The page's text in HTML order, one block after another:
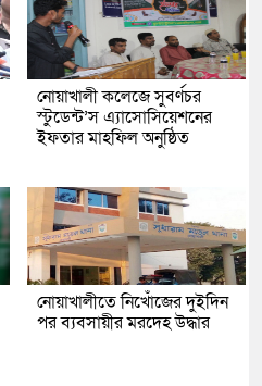
নোয়াখালী কলেজে সুবর্ণচর
স্টুডেন্ট’স এ্যাসোসিয়েশনের
ইফতার মাহফিল অনুষ্ঠিত
নোয়াখালীতে নিখোঁজের দুইদিন
পর ব্যবসায়ীর মরদেহ উদ্ধার